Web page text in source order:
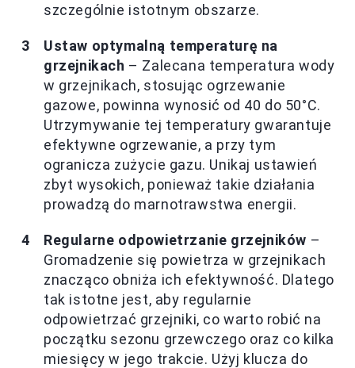
szczególnie istotnym obszarze.
Ustaw optymalną temperaturę na
grzejnikach – Zalecana temperatura wody
w grzejnikach, stosując ogrzewanie
gazowe, powinna wynosić od 40 do 50°C.
Utrzymywanie tej temperatury gwarantuje
efektywne ogrzewanie, a przy tym
ogranicza zużycie gazu. Unikaj ustawień
zbyt wysokich, ponieważ takie działania
prowadzą do marnotrawstwa energii.
Regularne odpowietrzanie grzejników –
Gromadzenie się powietrza w grzejnikach
znacząco obniża ich efektywność. Dlatego
tak istotne jest, aby regularnie
odpowietrzać grzejniki, co warto robić na
początku sezonu grzewczego oraz co kilka
miesięcy w jego trakcie. Użyj klucza do